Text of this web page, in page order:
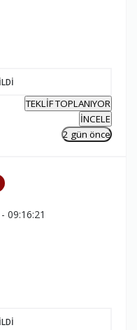
TEKLİF TOPLANIYOR
İNCELE
2 gün önce
09:16:21